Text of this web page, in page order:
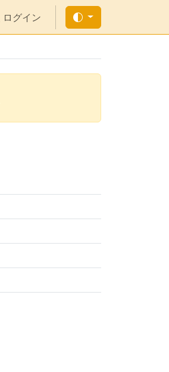
ログイン